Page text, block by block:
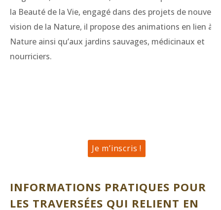
la Beauté de la Vie, engagé dans des projets de nouvelle
vision de la Nature, il propose des animations en lien à la
Nature ainsi qu’aux jardins sauvages, médicinaux et
nourriciers.
Je m’inscris !
INFORMATIONS PRATIQUES POUR
LES TRAVERSÉES QUI RELIENT EN